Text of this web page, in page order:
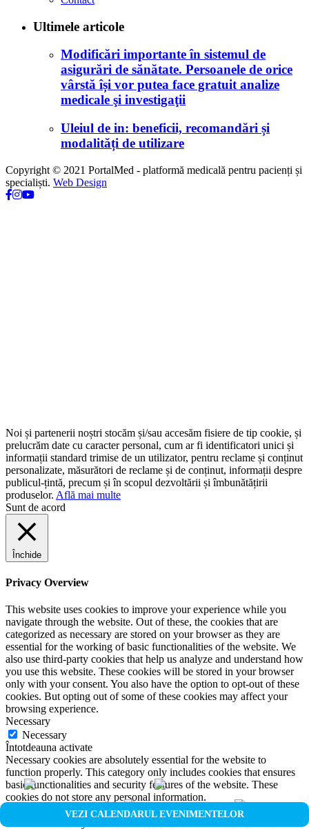
VEZI CALENDARUL EVENIMENTELOR
Ultimele articole
Modificări importante în sistemul de
asigurări de sănătate. Persoanele de orice
vârstă își vor putea face gratuit analize
medicale şi investigaţii
Uleiul de in: beneficii, recomandări și
modalități de utilizare
Copyright © 2021 PortalMed - platformă medicală pentru pacienți și
specialiști. Web Design
Noi și partenerii noștri stocăm și/sau accesăm fisiere de tip cookie, și
prelucrăm date cu caracter personal, cum ar fi identificatori unici și
informații standard trimise de un utilizator, pentru reclame și conținut
personalizate, măsurători de reclame și de conținut, informații despre
publicul-țintă, precum și în scopul dezvoltării și îmbunătățirii
produselor. Află mai multe
Sunt de acord
Închide
Privacy Overview
This website uses cookies to improve your experience while you
navigate through the website. Out of these, the cookies that are
categorized as necessary are stored on your browser as they are
essential for the working of basic functionalities of the website. We
also use third-party cookies that help us analyze and understand how
you use this website. These cookies will be stored in your browser
only with your consent. You also have the option to opt-out of these
cookies. But opting out of some of these cookies may affect your
browsing experience.
Necessary
Necessary
Întotdeauna activate
Necessary cookies are absolutely essential for the website to
function properly. This category only includes cookies that ensures
basic functionalities and security features of the website. These
cookies do not store any personal information.
Non-necessary